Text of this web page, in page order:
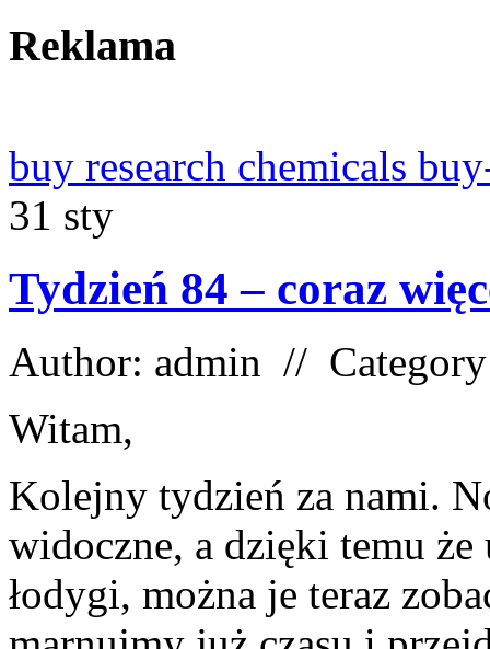
Reklama
buy research chemicals
31 sty
Tydzień 84 – coraz
Author: admin //
Witam,
Kolejny tydzień za nami.
widoczne, a dzięki temu że
łodygi, można je teraz